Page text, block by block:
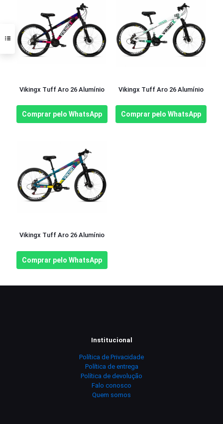
Vikingx Tuff Aro 26 Alumínio
Comprar pelo WhatsApp
Vikingx Tuff Aro 26 Alumínio
Comprar pelo WhatsApp
Vikingx Tuff Aro 26 Alumínio
Comprar pelo WhatsApp
Institucional
Política de Privacidade
Política de entrega
Política de devolução
Falo conosco
Quem somos